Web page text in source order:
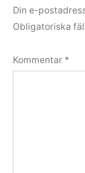
Din e-
Obligatoriska
Kommentar *